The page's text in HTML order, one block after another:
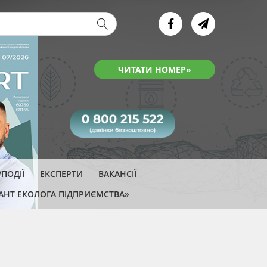
ЧИТАТИ НОМЕР»
форма
ЕКСПЕРТИ
ВАКАНСІЇ
ЕКОЛОГА ПІДПРИЄМСТВА»